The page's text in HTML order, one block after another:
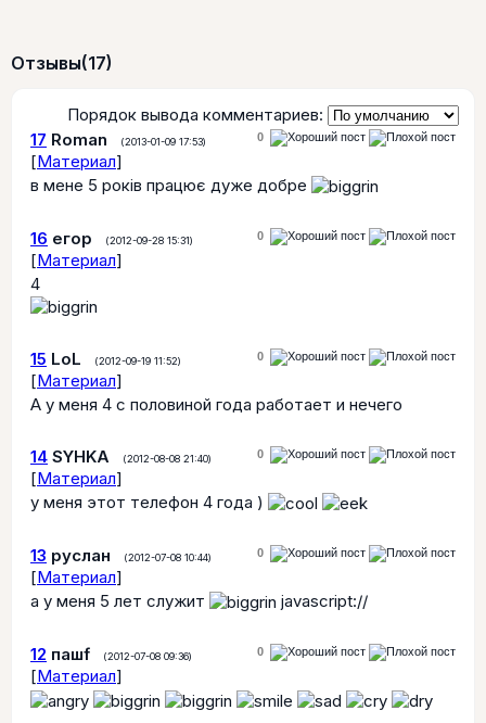
Отзывы(17)
Порядок вывода комментариев:
0
17 Roman (2013-01-09 17:53)
[Материал]
в мене 5 років працює дуже добре
0
16 егор (2012-09-28 15:31)
[Материал]
4
0
15 LoL (2012-09-19 11:52)
[Материал]
А у меня 4 с половиной года работает и нечего
0
14 SYHKA (2012-08-08 21:40)
[Материал]
у меня этот телефон 4 года )
0
13 руслан (2012-07-08 10:44)
[Материал]
а у меня 5 лет служит
javascript://
0
12 пашf (2012-07-08 09:36)
[Материал]